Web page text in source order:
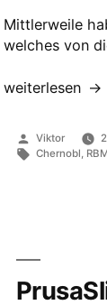
Mittlerweile
welches von
„Anleitung:
1000-
weiterlesen
Veröffentlicht
von
Viktor
Schlagwörter:
Chernobl